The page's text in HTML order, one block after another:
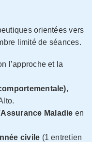
orientées vers
limité de séances.
l’approche et la
,
Maladie en
civile (1 entretien